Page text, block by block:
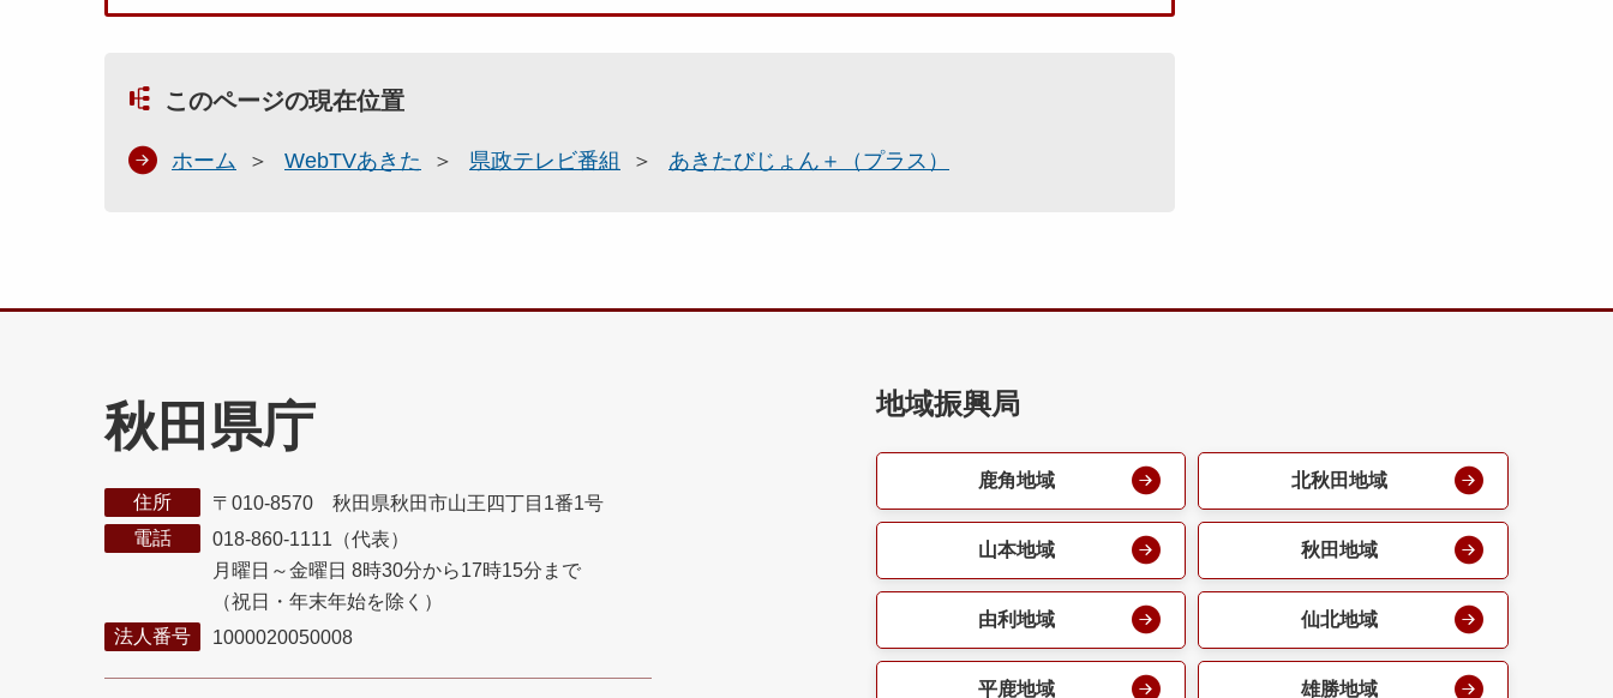
このページの現在位置
ホーム WebTVあきた 県政テレビ番組 あきたびじょん＋（プラス）
秋田県庁
住所
〒010-8570 秋田県秋田市山王四丁目1番1号
電話
018-860-1111（代表）
月曜日～金曜日 8時30分から17時15分まで
（祝日・年末年始を除く）
法人番号
1000020050008
地域振興局
鹿角地域 北秋田地域
山本地域 秋田地域
由利地域 仙北地域
平鹿地域 雄勝地域